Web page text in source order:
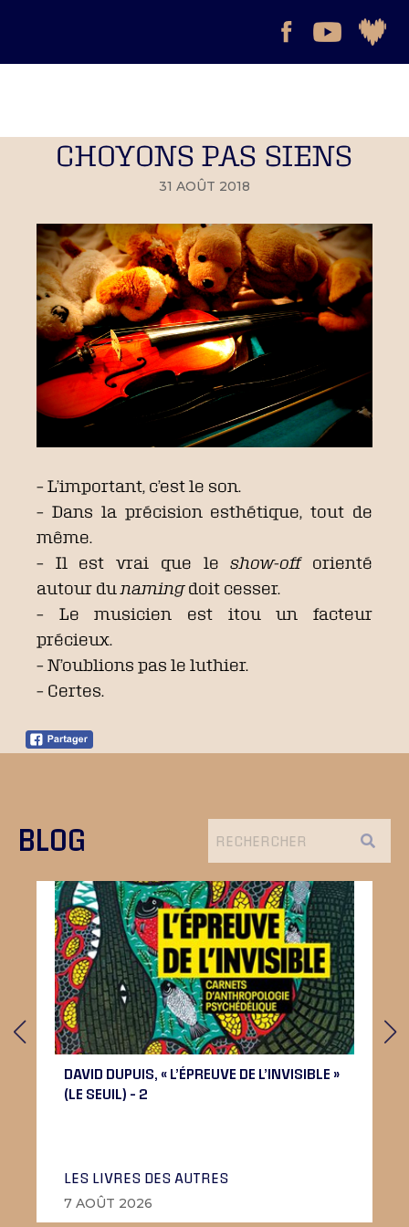
CHOYONS PAS SIENS
31 AOÛT 2018
– L’important, c’est le son.
– Dans la précision esthétique, tout de
même.
– Il est vrai que leshow-offorienté
autour du namingdoit cesser.
– Le musicien est itou un facteur
précieux.
– N’oublions pas le luthier.
– Certes.
BLOG
DAVID DUPUIS, « L’ÉPREUVE DE L’INVISIBLE »
(LE SEUIL) – 2
LES LIVRES DES AUTRES
7 AOÛT 2026